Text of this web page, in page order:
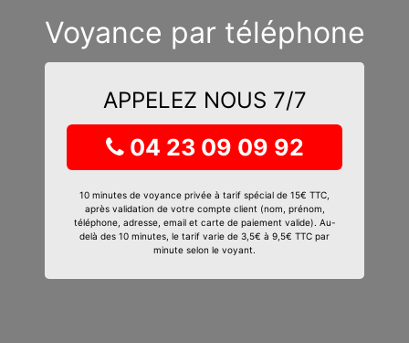
Voyance par téléphone
APPELEZ NOUS 7/7
04 23 09 09 92
10 minutes de voyance privée à tarif spécial de 15€ TTC,
après validation de votre compte client (nom, prénom,
téléphone, adresse, email et carte de paiement valide). Au-
delà des 10 minutes, le tarif varie de 3,5€ à 9,5€ TTC par
minute selon le voyant.